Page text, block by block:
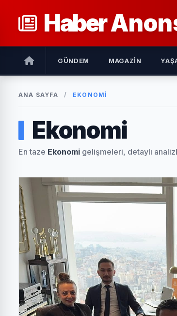
Haber
GÜNDEM MAGAZIN
ANA SAYFA / EKONOMI
Ekonomi
En taze Ekonomi gelişmeleri, detaylı